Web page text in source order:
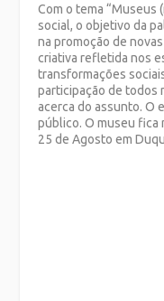
Com o tema “Museus
social, o objetivo da
na promoção de
criativa refletida nos
transformações
participação de todos
acerca do assunto. O
público. O museu fica
25 de Agosto em